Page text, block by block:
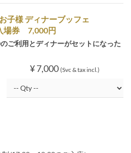
子様 ディナーブッフェ
場券 7,000円
ご利用とディナーがセットになった
¥ 7,000 (Svc & tax incl.)